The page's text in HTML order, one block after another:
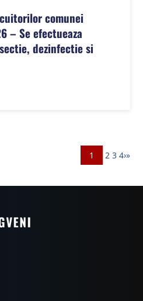
comunei
– Se efectueaza
dezinfectie si
1 2 3 4›»